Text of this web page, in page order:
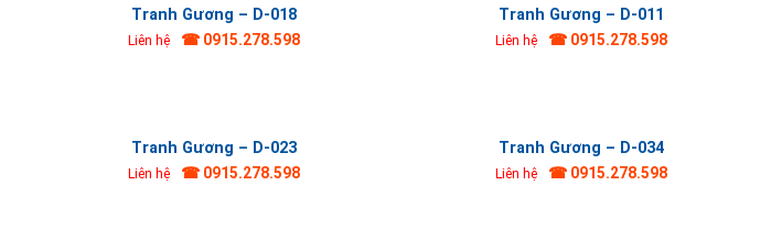
Tranh Gương – D-018
Liên hệ ☎ 0915.278.598
Tranh Gương – D-011
Liên hệ ☎ 0915.278.598
Tranh Gương – D-023
Liên hệ ☎ 0915.278.598
Tranh Gương – D-034
Liên hệ ☎ 0915.278.598